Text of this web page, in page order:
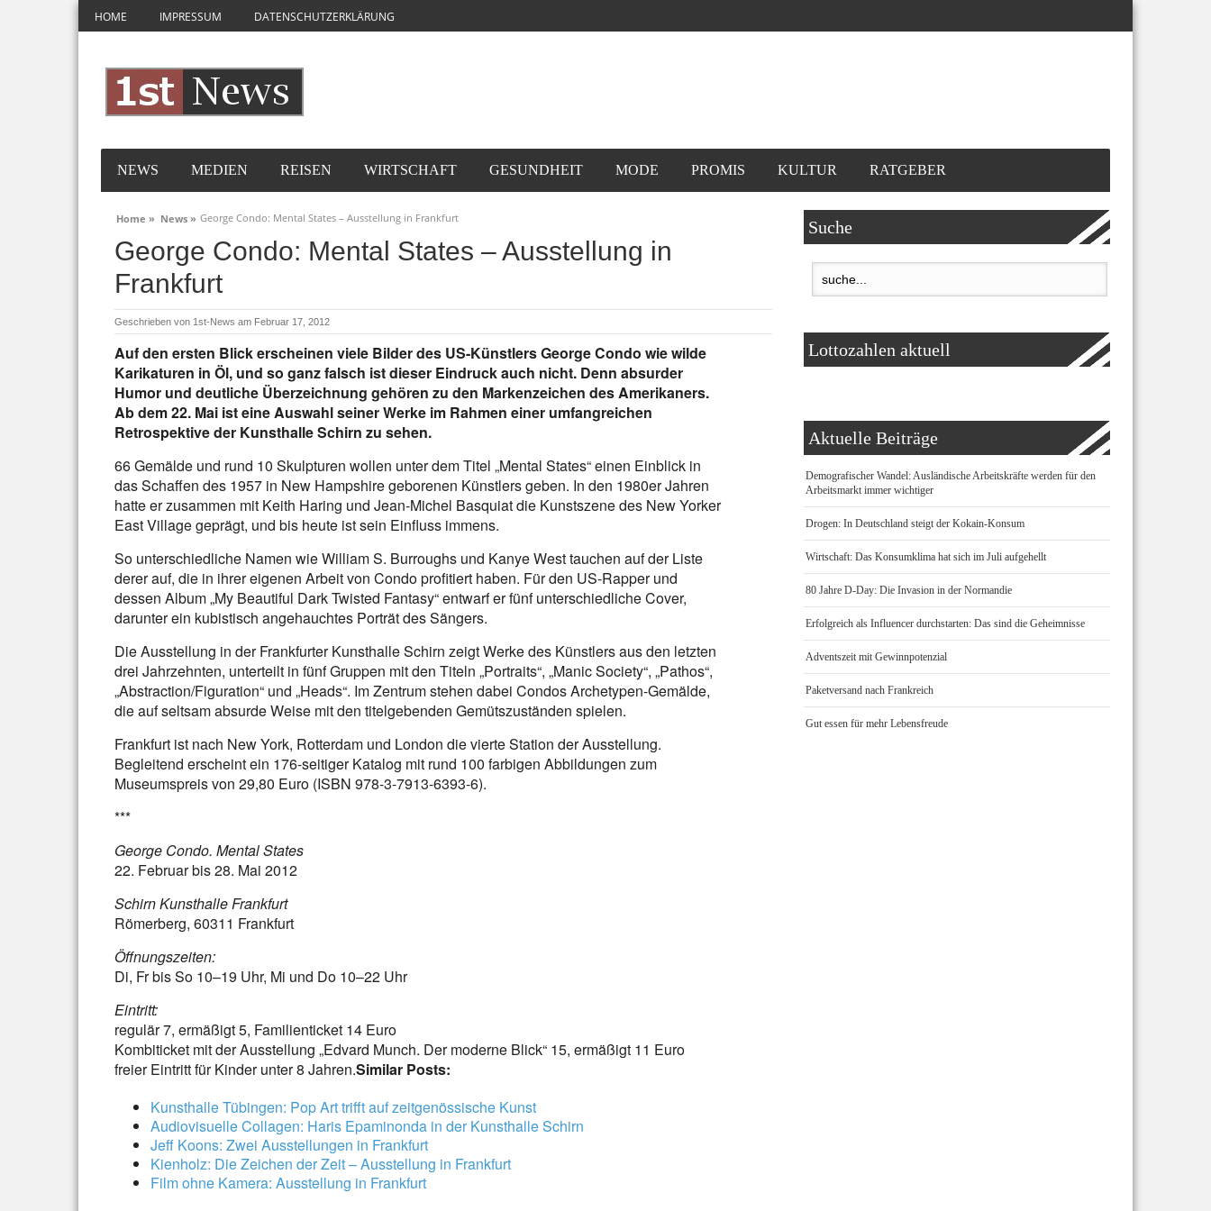
HOME IMPRESSUM DATENSCHUTZERKLÄRUNG
NEWS MEDIEN REISEN WIRTSCHAFT GESUNDHEIT MODE PROMIS KULTUR RATGEBER
Home » News » George Condo: Mental States – Ausstellung in Frankfurt
George Condo: Mental States – Ausstellung in
Frankfurt
Geschrieben von 1st-News am Februar 17, 2012
Auf den ersten Blick erscheinen viele Bilder des US-Künstlers George Condo wie wilde
Karikaturen in Öl, und so ganz falsch ist dieser Eindruck auch nicht. Denn absurder
Humor und deutliche Überzeichnung gehören zu den Markenzeichen des Amerikaners.
Ab dem 22. Mai ist eine Auswahl seiner Werke im Rahmen einer umfangreichen
Retrospektive der Kunsthalle Schirn zu sehen.
66 Gemälde und rund 10 Skulpturen wollen unter dem Titel „Mental States“ einen Einblick in
das Schaffen des 1957 in New Hampshire geborenen Künstlers geben. In den 1980er Jahren
hatte er zusammen mit Keith Haring und Jean-Michel Basquiat die Kunstszene des New Yorker
East Village geprägt, und bis heute ist sein Einfluss immens.
So unterschiedliche Namen wie William S. Burroughs und Kanye West tauchen auf der Liste
derer auf, die in ihrer eigenen Arbeit von Condo profitiert haben. Für den US-Rapper und
dessen Album „My Beautiful Dark Twisted Fantasy“ entwarf er fünf unterschiedliche Cover,
darunter ein kubistisch angehauchtes Porträt des Sängers.
Die Ausstellung in der Frankfurter Kunsthalle Schirn zeigt Werke des Künstlers aus den letzten
drei Jahrzehnten, unterteilt in fünf Gruppen mit den Titeln „Portraits“, „Manic Society“, „Pathos“,
„Abstraction/Figuration“ und „Heads“. Im Zentrum stehen dabei Condos Archetypen-Gemälde,
die auf seltsam absurde Weise mit den titelgebenden Gemütszuständen spielen.
Frankfurt ist nach New York, Rotterdam und London die vierte Station der Ausstellung.
Begleitend erscheint ein 176-seitiger Katalog mit rund 100 farbigen Abbildungen zum
Museumspreis von 29,80 Euro (ISBN 978-3-7913-6393-6).
***
George Condo. Mental States
22. Februar bis 28. Mai 2012
Schirn Kunsthalle Frankfurt
Römerberg, 60311 Frankfurt
Öffnungszeiten:
Di, Fr bis So 10–19 Uhr, Mi und Do 10–22 Uhr
Eintritt:
regulär 7, ermäßigt 5, Familienticket 14 Euro
Kombiticket mit der Ausstellung „Edvard Munch. Der moderne Blick“ 15, ermäßigt 11 Euro
freier Eintritt für Kinder unter 8 Jahren.Similar Posts:
Kunsthalle Tübingen: Pop Art trifft auf zeitgenössische Kunst
Audiovisuelle Collagen: Haris Epaminonda in der Kunsthalle Schirn
Jeff Koons: Zwei Ausstellungen in Frankfurt
Kienholz: Die Zeichen der Zeit – Ausstellung in Frankfurt
Film ohne Kamera: Ausstellung in Frankfurt
Suche
Lottozahlen aktuell
Aktuelle Beiträge
Demografischer Wandel: Ausländische Arbeitskräfte werden für den
Arbeitsmarkt immer wichtiger
Drogen: In Deutschland steigt der Kokain-Konsum
Wirtschaft: Das Konsumklima hat sich im Juli aufgehellt
80 Jahre D-Day: Die Invasion in der Normandie
Erfolgreich als Influencer durchstarten: Das sind die Geheimnisse
Adventszeit mit Gewinnpotenzial
Paketversand nach Frankreich
Gut essen für mehr Lebensfreude